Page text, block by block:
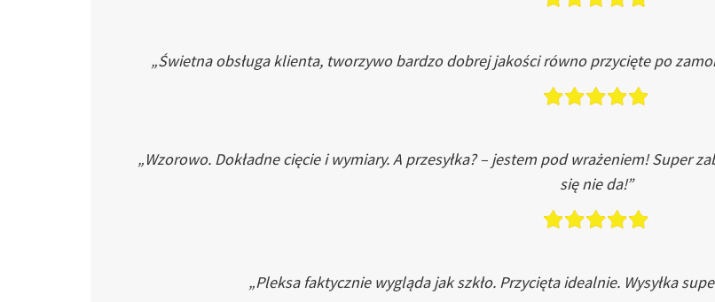
„Świetna obsługa klienta, tworzywo bardzo dobrej jakości równo przycięte po
„Wzorowo. Dokładne cięcie i wymiary. A przesyłka? – jestem pod wrażeniem! Super
się nie da!”
„Pleksa faktycznie wygląda jak szkło. Przycięta idealnie. Wysyłka